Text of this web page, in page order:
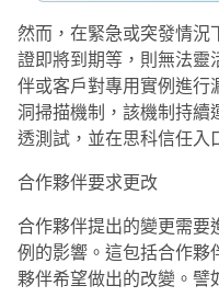
然而，在緊急或突發情況
證即將到期等，則無法靈
伴或客戶對專用實例進行
洞掃描機制，該機制持續
透測試，並在思科信任入
合作夥伴要求更改
合作夥伴提出的變更需要
例的影響。這包括合作夥
夥伴希望做出的改變。譬